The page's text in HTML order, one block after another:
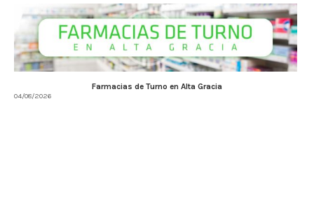
Farmacias de Turno en Alta Gracia
04/08/2026